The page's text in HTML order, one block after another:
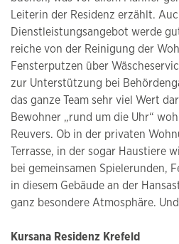
Leiterin der Residenz erzählt.
Dienstleistungsangebot werde
reiche von der Reinigung der
Fensterputzen über
zur Unterstützung bei
das ganze Team sehr viel Wert
Bewohner „rund um die Uhr“
Reuvers. Ob in der privaten
Terrasse, in der sogar Haustiere
bei gemeinsamen Spielerunden,
in diesem Gebäude an der
ganz besondere Atmosphäre.
Kursana Residenz Krefeld